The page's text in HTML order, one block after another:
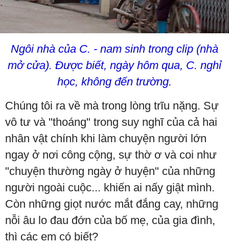
Ngôi nhà của C. - nam sinh trong clip (nhà
mở cửa). Được biết, ngày hôm qua, C. nghỉ
học, không đến trường.
Chúng tôi ra về mà trong lòng trĩu nặng. Sự
vô tư và "thoáng" trong suy nghĩ của cả hai
nhân vật chính khi làm chuyện người lớn
ngay ở nơi công cộng, sự thờ ơ và coi như
"chuyện thường ngày ở huyện" của những
người ngoài cuộc... khiến ai nấy giật mình.
Còn những giọt nước mắt đắng cay, những
nỗi âu lo đau đớn của bố mẹ, của gia đình,
thì các em có biết?